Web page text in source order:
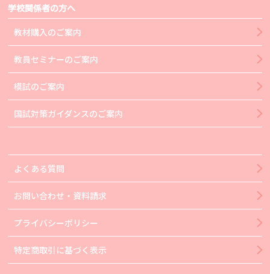
学校関係者の方へ
教材購入のご案内
教員セミナーのご案内
模試のご案内
国試対策ガイダンスのご案内
よくある質問
お問い合わせ・資料請求
プライバシーポリシー
特定商取引に基づく表示